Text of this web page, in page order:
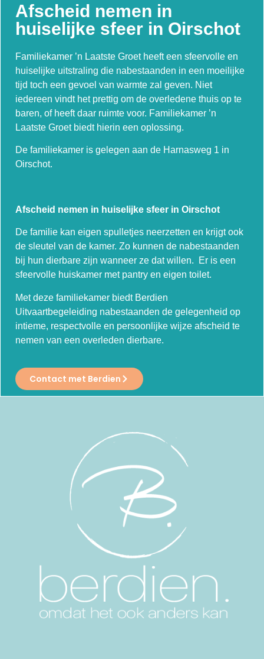
Afscheid nemen in
huiselijke sfeer in Oirschot
Familiekamer ’n Laatste Groet heeft een sfeervolle en
huiselijke uitstraling die nabestaanden in een moeilijke
tijd toch een gevoel van warmte zal geven. Niet
iedereen vindt het prettig om de overledene thuis op te
baren, of heeft daar ruimte voor. Familiekamer ’n
Laatste Groet biedt hierin een oplossing.
De familiekamer is gelegen aan de Harnasweg 1 in
Oirschot.
Afscheid nemen in huiselijke sfeer in Oirschot
De familie kan eigen spulletjes neerzetten en krijgt ook
de sleutel van de kamer. Zo kunnen de nabestaanden
bij hun dierbare zijn wanneer ze dat willen. Er is een
sfeervolle huiskamer met pantry en eigen toilet.
Met deze familiekamer biedt Berdien
Uitvaartbegeleiding nabestaanden de gelegenheid op
intieme, respectvolle en persoonlijke wijze afscheid te
nemen van een overleden dierbare.
Contact met Berdien